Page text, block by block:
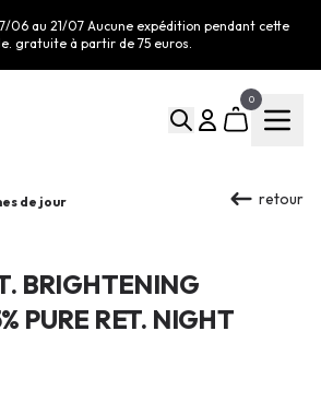
06 au 21/07 Aucune expédition pendant cette
gratuite à partir de 75 euros.
0
de jour retour
BRIGHTENING
PURE RET. NIGHT